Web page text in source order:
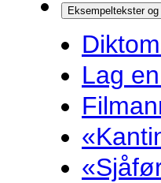
Eksempeltekster
Lag